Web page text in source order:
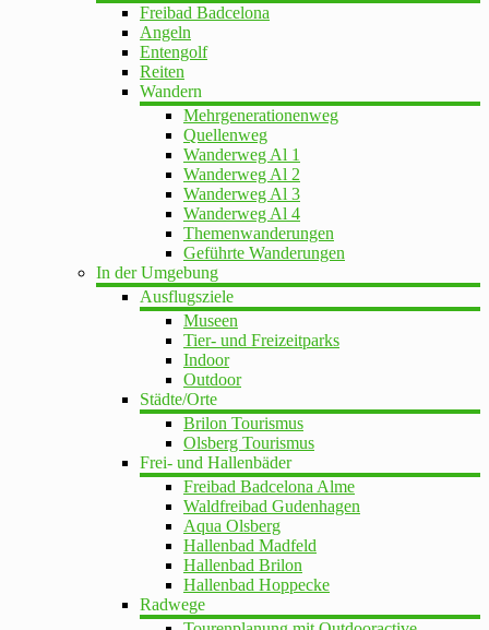
Freibad Badcelona
Angeln
Entengolf
Reiten
Wandern
Mehrgenerationenweg
Quellenweg
Wanderweg Al 1
Wanderweg Al 2
Wanderweg Al 3
Wanderweg Al 4
Themenwanderungen
Geführte Wanderungen
In der Umgebung
Ausflugsziele
Museen
Tier- und Freizeitparks
Indoor
Outdoor
Städte/Orte
Brilon Tourismus
Olsberg Tourismus
Frei- und Hallenbäder
Freibad Badcelona Alme
Waldfreibad Gudenhagen
Aqua Olsberg
Hallenbad Madfeld
Hallenbad Brilon
Hallenbad Hoppecke
Radwege